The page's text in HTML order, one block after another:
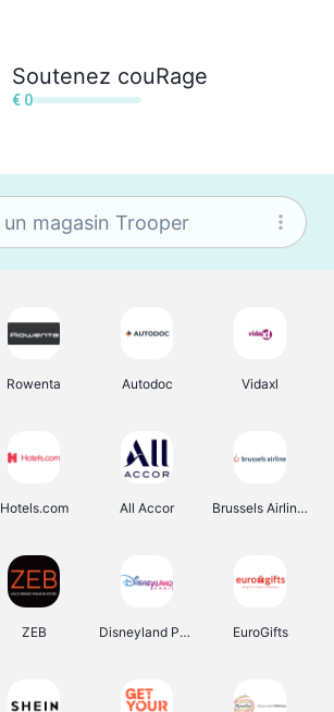
Soutenez couRage
€ 0
Rowenta Autodoc Vidaxl
Hotels.com All Accor Brussels Airlines
ZEB Disneyland Paris EuroGifts